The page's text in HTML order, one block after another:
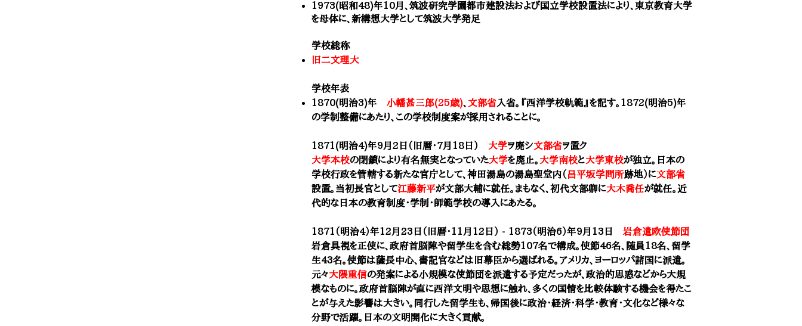
1973(昭和48)年10月、筑波研究学園都市建設法および国立学校設置法により、東京教育大学
を母体に、新構想大学として筑波大学発足
​学校総称
旧二文理大
学校年表
1870(明治3)年 小幡甚三郎(25歳)、 文部省入省。『西洋学校軌範』を記す。1872(明治5)年
の学制整備にあたり、この学校制度案が採用されることに。
1871(明治4)年9月2日（旧暦・7月18日） 大学ヲ廃シ文部省ヲ置ク
大学本校の閉鎖により有名無実となっていた大学を廃止。 大学南校と大学東校が独立。日本の
学校行政を管轄する新たな官庁として、神田湯島の湯島聖堂内（ 昌平坂学問所跡地）に文部省
設置。当初長官として江藤新平が文部大輔に就任。まもなく、初代文部卿に大木喬任が就任。近
代的な日本の教育制度・学制・師範学校の導入にあたる。
1871（明治4）年12月23日（旧暦・11月12日） - 1873（明治6）年9月13日 岩倉遣欧使節団
岩倉具視を正使に、政府首脳陣や留学生を含む総勢107名で構成。使節46名、随員18名、留学
生43名。使節は薩長中心、書記官などは旧幕臣から選ばれる。アメリカ、ヨーロッパ諸国に派遣。
元々大隈重信の発案による小規模な使節団を派遣する予定だったが、政治的思惑などから大規
模なものに。政府首脳陣が直に西洋文明や思想に触れ、多くの国情を比較体験する機会を得たこ
とが与えた影響は大きい。同行した留学生も、帰国後に政治・経済・科学・教育・文化など様々な
分野で活躍。日本の文明開化に大きく貢献。